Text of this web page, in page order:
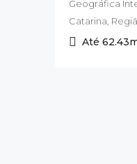
Geográfica
Catarina,
Até